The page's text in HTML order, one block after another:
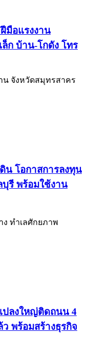
มือแรงงาน
ก บ้าน-โกดัง โทร
จังหวัดสมุทรสาคร
น โอกาสการลงทุน
รี พร้อมใช้งาน
ทำเลศักยภาพ
ปลงใหญ่ติดถนน 4
ว พร้อมสร้างธุรกิจ